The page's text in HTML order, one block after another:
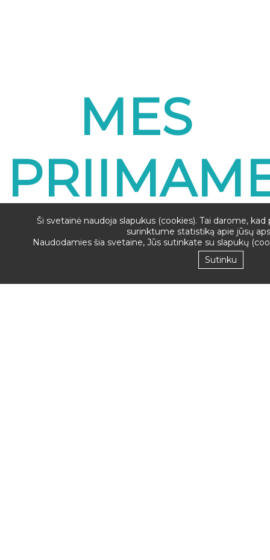
MES
Sekite
Ši svetainė naudoja slapukus (cookies). Tai darome,
surinktume statistiką apie jūsų
Naudodamies šia svetaine, Jūs sutinkate su slapukų
Sutinku